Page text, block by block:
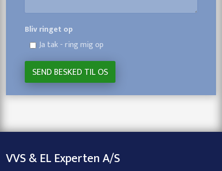
Bliv ringet op
Ja tak - ring mig op
VVS & EL Experten A/S